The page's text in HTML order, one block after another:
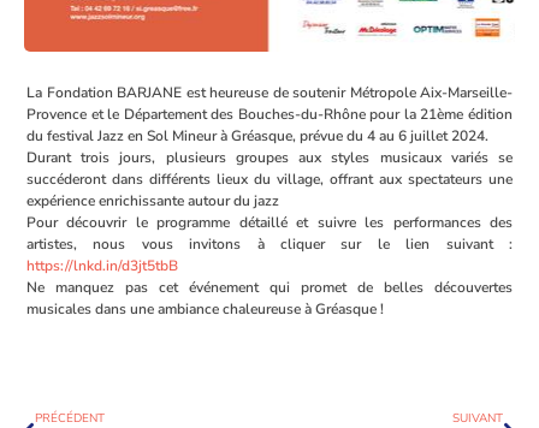
La Fondation BARJANE est heureuse de soutenir Métropole Aix-Marseille-
Provence et le Département des Bouches-du-Rhône pour la 21ème édition
du festival Jazz en Sol Mineur à Gréasque, prévue du 4 au 6 juillet 2024.
Durant trois jours, plusieurs groupes aux styles musicaux variés se
succéderont dans différents lieux du village, offrant aux spectateurs une
expérience enrichissante autour du jazz
Pour découvrir le programme détaillé et suivre les performances des
artistes, nous vous invitons à cliquer sur le lien suivant :
https://lnkd.in/d3jt5tbB
Ne manquez pas cet événement qui promet de belles découvertes
musicales dans une ambiance chaleureuse à Gréasque !
PRÉCÉDENT SUIVANT